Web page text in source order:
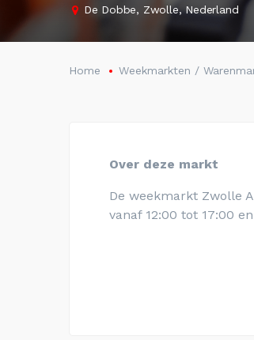
De Dobbe, Zwolle, Nederland
Home Weekmarkten /
Over deze markt
De weekmarkt Zwolle
vanaf 12:00 tot 17:00